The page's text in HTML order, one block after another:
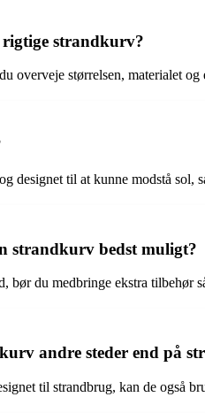
strandkurv?
overveje størrelsen, materialet
designet til at kunne modstå sol,
strandkurv bedst muligt?
bør du medbringe ekstra tilbehør
andre steder end på
til strandbrug, kan de også